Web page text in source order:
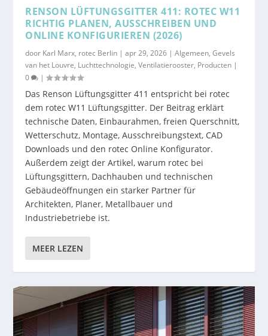
RENSON LÜFTUNGSGITTER 411: ROTEC W11
RICHTIG PLANEN, AUSSCHREIBEN UND
ONLINE KONFIGURIEREN (2026)
door Karl Marx, rotec Berlin |apr 29, 2026 |Algemeen,Gevels
van het Louvre, Luchttechnologie,Ventilatierooster, Producten |
0
|
Das Renson Lüftungsgitter 411 entspricht bei rotec
dem rotec W11 Lüftungsgitter. Der Beitrag erklärt
technische Daten, Einbaurahmen, freien Querschnitt,
Wetterschutz, Montage, Ausschreibungstext, CAD
Downloads und den rotec Online Konfigurator.
Außerdem zeigt der Artikel, warum rotec bei
Lüftungsgittern, Dachhauben und technischen
Gebäudeöffnungen ein starker Partner für
Architekten, Planer, Metallbauer und
Industriebetriebe ist.
MEER LEZEN